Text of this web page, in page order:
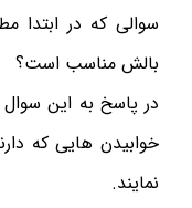
سوالی که در
بالش مناسب است؟
در پاسخ به این
خوابیدن هایی که
نمایند.